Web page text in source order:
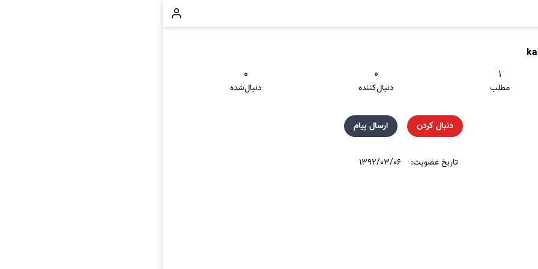
۱
مطلب
۰
دنبال‌کننده
۰
دنبال‌شده
دنبال کردن ارسال پیام
تاریخ عضویت: ۱۳۹۲/۰۳/۰۶